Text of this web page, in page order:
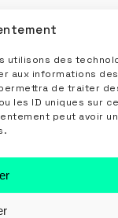
utilisons des
aux informations
de traiter
les ID uniques sur
peut avoir